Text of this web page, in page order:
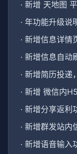
· 新增 天地图
· 年功能升级说
· 新增信息详情
· 新增信息自动
· 新增简历投递
· 新增 微信内
· 新增分享返利
· 新增群发站内
· 新增语音输入